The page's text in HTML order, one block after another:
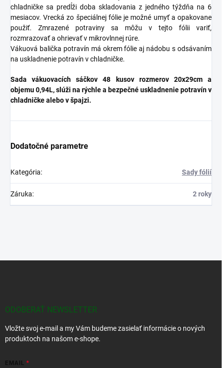
chladničke sa predĺži doba skladovania z jedného týždňa na 6
mesiacov. Vrecká zo špeciálnej fólie je možné umyť a opakovane
použiť. Zmrazené potraviny sa môžu v tejto fólii variť,
rozmrazovať a ohrievať v mikrovlnnej rúre.
Vákuová balička potravín má okrem fólie aj nádobu s odsávaním
na uskladnenie potravín v chladničke.
Sada
vákuovacích sáčkov 48 kusov rozmerov 20x29cm a
objemu 0,94L, slúži na rýchle a bezpečné uskladnenie potravín v
chladničke alebo v špajzi.
Dodatočné parametre
Kategória: Sady fólií
Záruka: 2 roky
ODOBERAŤ NEWSLETTER
Vložte svoj e-mail a my Vám budeme zasielať informácie o nových
produktoch na našom e-shope.
EMAIL